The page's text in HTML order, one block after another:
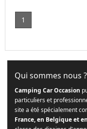
1
Qui sommes nous ?
Camping Car Occasion
particuliers et
site a été spécialement
France, en Belgique et